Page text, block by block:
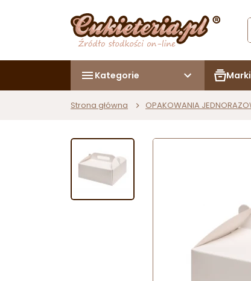
Kategorie Marki
Strona główna OPAKOWANIA